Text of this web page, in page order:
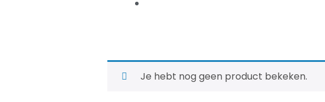
Je hebt nog geen product bekeken.